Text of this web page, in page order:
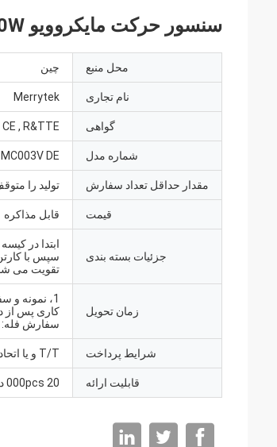
سنسور حرکت مایکروویو Lux Control 5.8G 800W برای روشنایی ایستگاه گاز
محل منبع چین
نام تجاری Merrytek
گواهی CE , R&TTE
شماره مدل MC003V DE
مقدار حداقل تعداد سفارش تولید را
قیمت قابل مذاکره
جزئیات بسته بندی
ابتدا در
سپس با
تقویت می
زمان تحویل
سفارش فله: 3-4 هفته پس از دریافت
شرایط پرداخت T/T و یا اتحادیه های غربی
قابلیت ارائه 20 000pcs در هر ماه